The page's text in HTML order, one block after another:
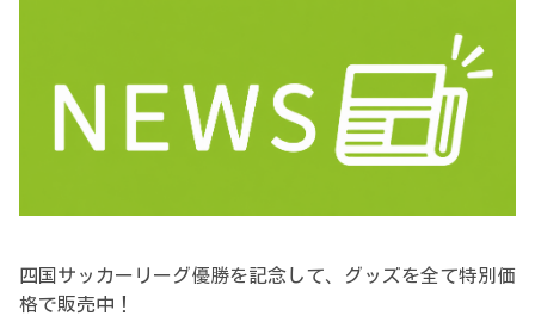
四国サッカーリーグ優勝を記念して、グッズを全て特別価
格で販売中！